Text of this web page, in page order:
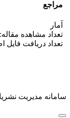
مراجع
آمار
تعداد مشاهده مقاله: 751
تعداد دریافت فایل
سامانه مدیریت